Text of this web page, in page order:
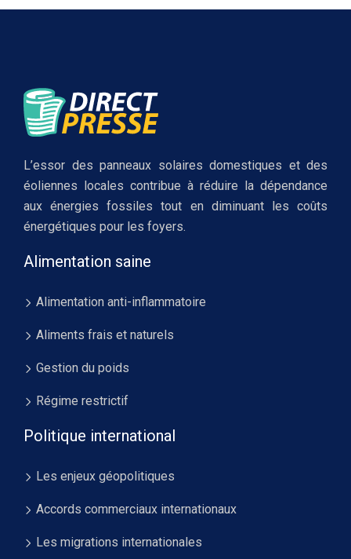
L’essor des panneaux solaires domestiques et des
éoliennes locales contribue à réduire la dépendance
aux énergies fossiles tout en diminuant les coûts
énergétiques pour les foyers.
Alimentation saine
Alimentation anti-inflammatoire
Aliments frais et naturels
Gestion du poids
Régime restrictif
Politique international
Les enjeux géopolitiques
Accords commerciaux internationaux
Les migrations internationales